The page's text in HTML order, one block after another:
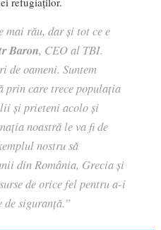
mai rău, dar și tot ce e
Baron, CEO al TBI.
de oameni. Suntem
care trece populația
și prieteni acolo și
noastră le va fi de
nostru să
din România, Grecia și
de orice fel pentru a-i
de siguranță.”